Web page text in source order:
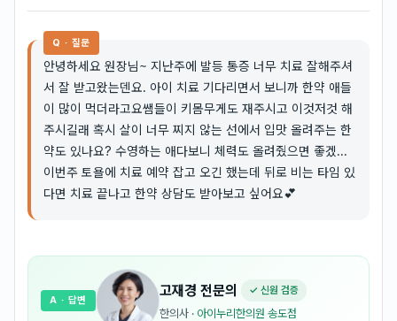
Q · 질문
안녕하세요 원장님~ 지난주에 발등 통증 너무 치료 잘해주셔
서 잘 받고왔는덴요. 아이 치료 기다리면서 보니까 한약 애들
이 많이 먹더라고요쌤들이 키몸무게도 재주시고 이것저것 해
주시길래 혹시 살이 너무 찌지 않는 선에서 입맛 올려주는 한
약도 있나요? 수영하는 애다보니 체력도 올려줬으면 좋겠...
이번주 토욜에 치료 예약 잡고 오긴 했는데 뒤로 비는 타임 있
다면 치료 끝나고 한약 상담도 받아보고 싶어요💕
고재경 전문의 ✓ 신원 검증
한의사 · 아이누리한의원 송도점
A · 답변